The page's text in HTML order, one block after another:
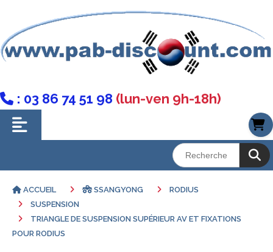
 : 03 86 74 51 98 (lun-ven 9h-18h)
ACCUEIL SSANGYONG
RODIUS
SUSPENSION
TRIANGLE DE SUSPENSION SUPÉRIEUR AV ET FIXATIONS
POUR RODIUS